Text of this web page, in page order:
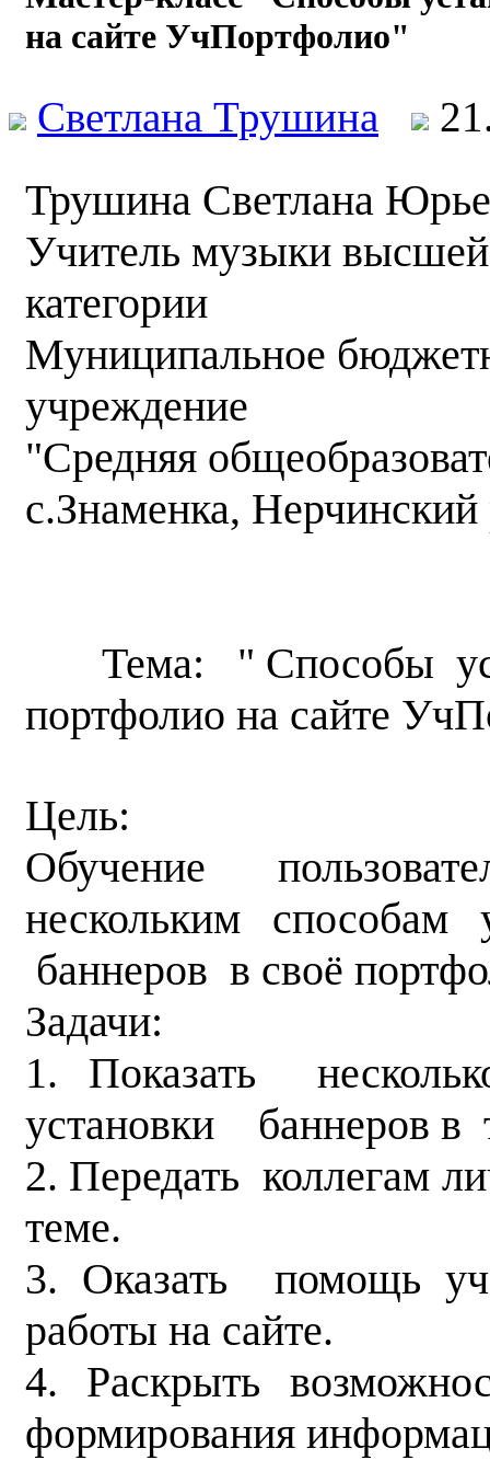
на сайте УчПортфолио"
Светлана Трушина
Трушина Светлана
Учитель музыки
категории
Муниципальное
учреждение
"Средняя
с.Знаменка,
Тема: " Способы
портфолио на сайте
Цель:
Обучение
нескольким
баннеров в своё
Задачи:
1. Показать
установки баннеров в
2. Передать коллегам
теме.
3. Оказать помощь
работы на сайте.
4. Раскрыть
формирования